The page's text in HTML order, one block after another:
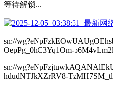
等待解锁...
sn://
OepPg_0hC3Yq1Om-
sn://
hdudNTJkXZrRV8-